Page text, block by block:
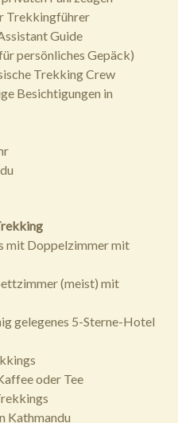
Trekkingführer
Guide
persönliches Gepäck)
Trekking Crew
Besichtigungen in
mit Doppelzimmer mit
(meist) mit
gelegenes 5-Sterne-Hotel
oder Tee
Kathmandu